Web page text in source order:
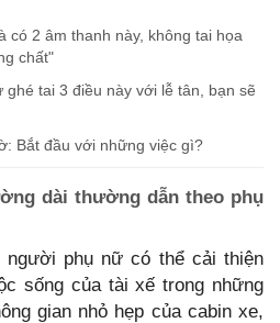
có 2 âm thanh này, không tai họa
chất"
ghé tai 3 điều này với lễ tân, bạn sẽ
Bắt đầu với những việc gì?
dài thường dẫn theo phụ
người phụ nữ có thể cải thiện
sống của tài xế trong những
gian nhỏ hẹp của cabin xe,